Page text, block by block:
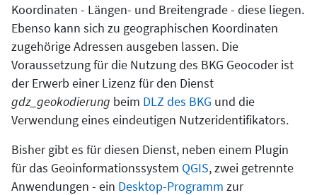
Koordinaten - Längen- und Breitengrade - diese liegen.
Ebenso kann sich zu geographischen Koordinaten
zugehörige Adressen ausgeben lassen. Die
Voraussetzung für die Nutzung des BKG Geocoder ist
der Erwerb einer Lizenz für den Dienst
gdz_geokodierung beim DLZ des BKG und die
Verwendung eines eindeutigen Nutzeridentifikators.
Bisher gibt es für diesen Dienst, neben einem Plugin
für das Geoinformationssystem QGIS, zwei getrennte
Anwendungen - ein Desktop-Programm zur